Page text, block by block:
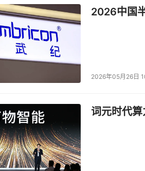
传媒，文章内容仅供参考，不构成投资建
2026中国
2026年05月26日
词元时代